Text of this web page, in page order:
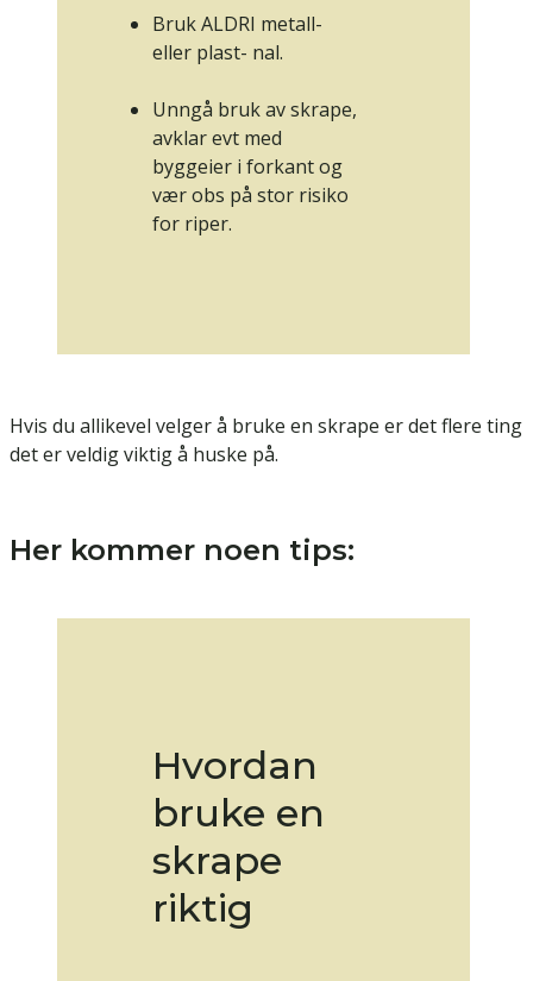
Bruk ALDRI metall-
eller plast- nal.
Unngå bruk av skrape,
avklar evt med
byggeier i forkant og
vær obs på stor risiko
for riper.
Hvis du allikevel velger å bruke en skrape er det flere ting
det er veldig viktig å huske på.
Her kommer noen tips:
Hvordan
bruke en
skrape
riktig